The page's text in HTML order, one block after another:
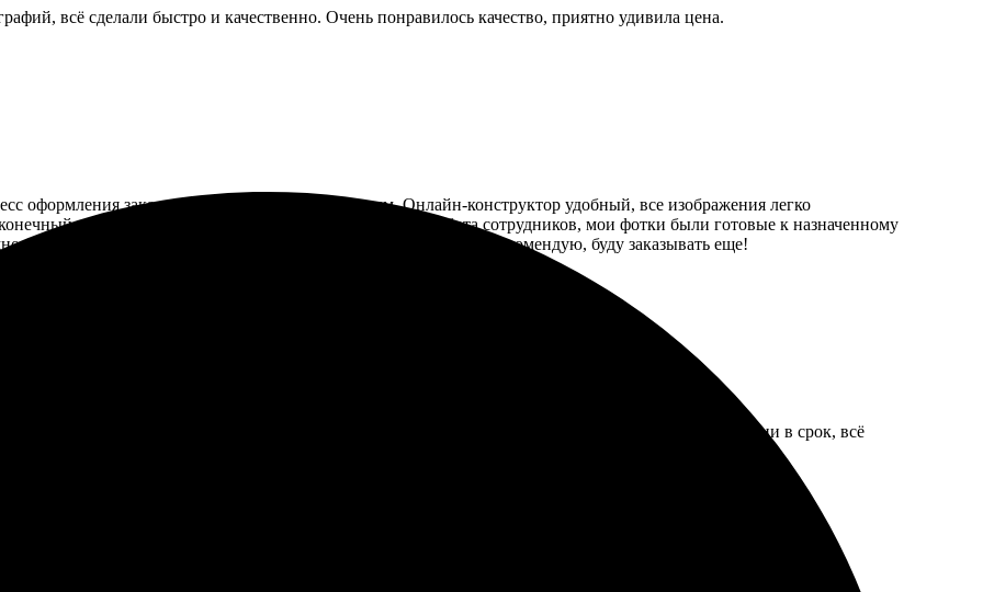
всё сделали быстро и качественно. Очень понравилось качество, приятно удивила цена.
оформления заказа оказался простым и быстрым. Онлайн-конструктор удобный, все изображения легко
результат, что очень порадовало. Оперативная работа сотрудников, мои фотки были готовые к назначенному
Качеством печати осталась довольна, цвета яркие, все четко. Рекомендую, буду заказывать еще!
легко загрузила изображения. Быстро и качественно подготовили заказ. Получила фотографии в срок, всё
друзьям!